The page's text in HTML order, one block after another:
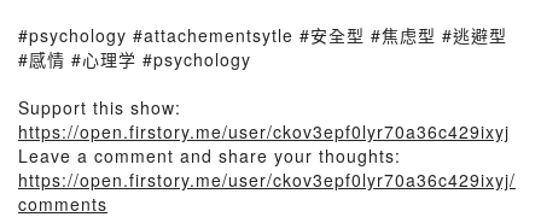
#psychology #attachementsytle #安全型 #焦虑型 #逃避型
#感情 #心理学 #psychology
Support this show:
https://open.firstory.me/user/ckov3epf0lyr70a36c429ixyj
Leave a comment and share your thoughts:
https://open.firstory.me/user/ckov3epf0lyr70a36c429ixyj/
comments